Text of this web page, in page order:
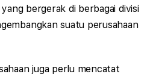
bergerak di berbagai divisi
suatu perusahaan
juga perlu mencatat